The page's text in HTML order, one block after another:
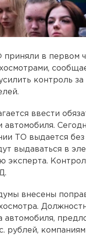
в первом
контроль
ввести
автомобиля.
ТО выдается
выдаваться в
эксперта.
внесены
автомобиля,
рублей,